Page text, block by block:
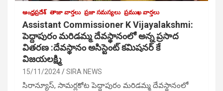
ఆంధ్రప్రదేశ్ తాజా వార్తలు ప్రజా సమస్యలు ప్రముఖ వార్తలు
Assistant Commissioner K Vijayalakshmi:
పెద్దాపురం మరిడమ్మ దేవస్థానంలో అన్న ప్రసాద
వితరణ :దేవస్థానం అసిస్టెంట్ కమిషనర్ కే
విజయలక్ష్మి
15/11/2024 SIRA NEWS
సిరాన్యూస్, సామర్లకోట పెద్దాపురం మరిడమ్మ దేవస్థానంలో